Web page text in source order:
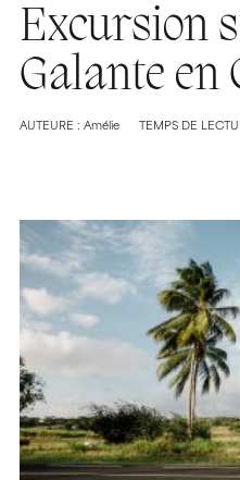
Excursion
Galante en
AUTEURE : Amélie TEMPS DE